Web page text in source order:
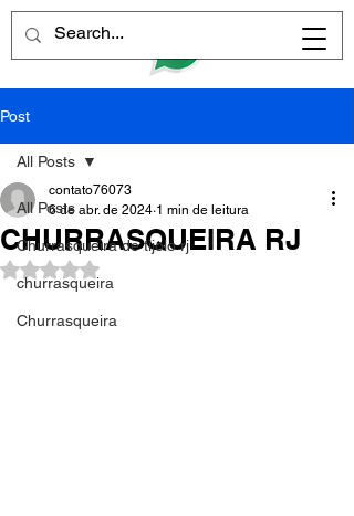
Post
All Posts
Churrasqueira de tijolo rj
churrasqueira
Churrasqueira
All Posts
CHURRASQUEIRA RJ
contato76073
6 de abr. de 2024 1 min de leitura
Avaliado com NaN de 5 estrelas.